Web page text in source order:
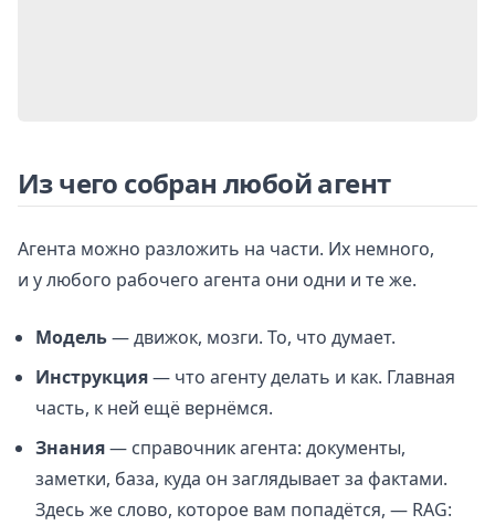
Из чего собран любой агент
Агента можно разложить на части. Их немного,
и у любого рабочего агента они одни и те же.
Модель— движок, мозги. То, что думает.
Инструкция— что агенту делать и как. Главная
часть, к ней ещё вернёмся.
Знания— справочник агента: документы,
заметки, база, куда он заглядывает за фактами.
Здесь же слово, которое вам попадётся, — RAG: